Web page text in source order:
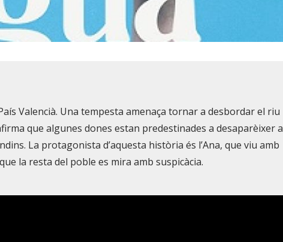
Valencià. Una tempesta amenaça tornar a desbordar el riu
que algunes dones estan predestinades a desaparèixer a
La protagonista d’aquesta història és l’Ana, que viu amb
la resta del poble es mira amb suspicàcia.